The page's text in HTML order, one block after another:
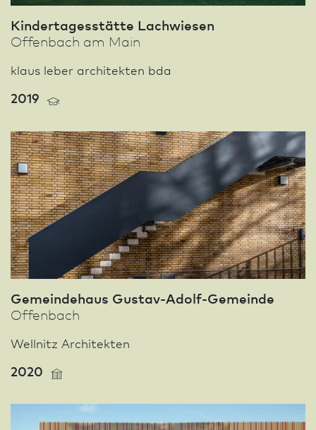
Kinder­tages­stätte Lachwiesen
Offenbach am Main
klaus leber architekten bda
2019
Gemeindehaus Gustav-Adolf-Gemeinde
Offenbach
Wellnitz Architekten
2020